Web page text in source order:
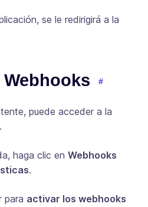
se le redirigirá a la
puede acceder a la
.
haga clic en Webhooks
.
para activar los webhooks